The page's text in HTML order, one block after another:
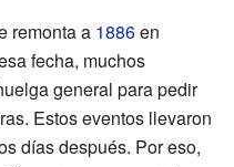
remonta a 1886en
fecha, muchos
general para pedir
Estos eventos llevaron
días después. Por eso,